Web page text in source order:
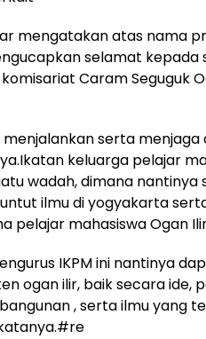
mengatakan atas nama
selamat
Caram Seguguk
serta
keluarga pelajar
wadah, dimana nantinya
ilmu di yogyakarta
pelajar mahasiswa Ogan
IKPM ini nantinya
ogan ilir, baik secara ide,
, serta ilmu yang